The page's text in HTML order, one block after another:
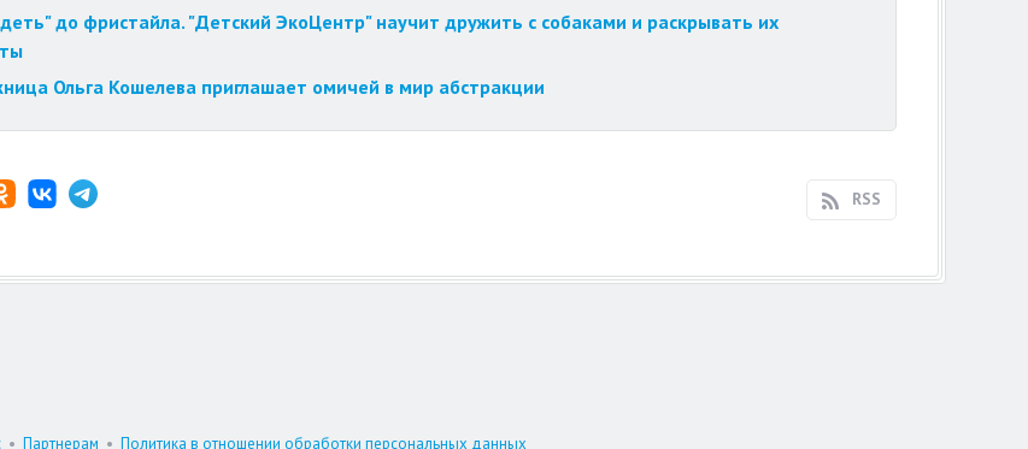
до фристайла. "Детский ЭкоЦентр" научит дружить с собаками и раскрывать их
Ольга Кошелева приглашает омичей в мир абстракции
RSS
• Партнерам • Политика в отношении обработки персональных данных